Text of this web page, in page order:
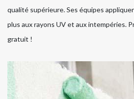
qualité supérieure. Ses équipes
plus aux rayons UV et aux intempéries.
gratuit !